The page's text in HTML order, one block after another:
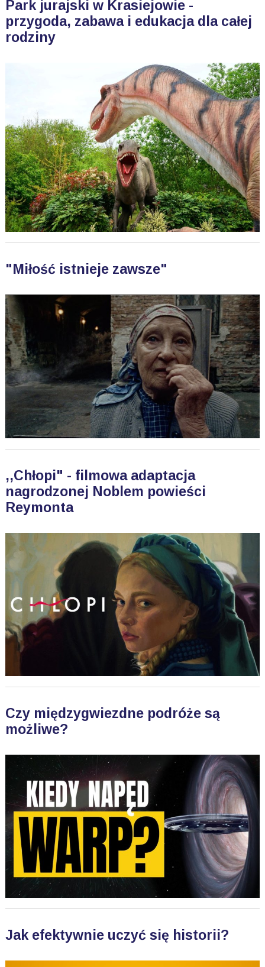
Park jurajski w Krasiejowie -
przygoda, zabawa i edukacja dla całej
rodziny
"Miłość istnieje zawsze"
,,Chłopi" - filmowa adaptacja
nagrodzonej Noblem powieści
Reymonta
Czy międzygwiezdne podróże są
możliwe?
Jak efektywnie uczyć się historii?